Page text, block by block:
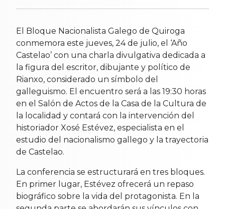
El Bloque Nacionalista Galego de Quiroga
conmemora este jueves, 24 de julio, el ‘Año
Castelao’ con una charla divulgativa dedicada a
la figura del escritor, dibujante y político de
Rianxo, considerado un símbolo del
galleguismo. El encuentro será a las 19:30 horas
en el Salón de Actos de la Casa de la Cultura de
la localidad y contará con la intervención del
historiador Xosé Estévez, especialista en el
estudio del nacionalismo gallego y la trayectoria
de Castelao.
La conferencia se estructurará en tres bloques.
En primer lugar, Estévez ofrecerá un repaso
biográfico sobre la vida del protagonista. En la